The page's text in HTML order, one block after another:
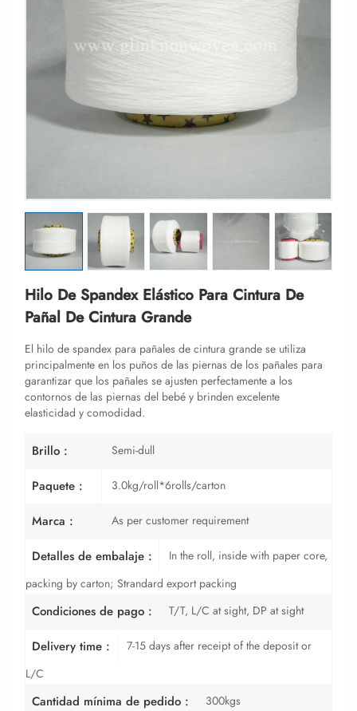
Hilo De Spandex Elástico Para Cintura De
Pañal De Cintura Grande
El hilo de spandex para pañales de cintura grande se utiliza
principalmente en los puños de las piernas de los pañales para
garantizar que los pañales se ajusten perfectamente a los
contornos de las piernas del bebé y brinden excelente
elasticidad y comodidad.
Brillo : Semi-dull
Paquete : 3.0kg/roll*6rolls/carton
Marca : As per customer requirement
Detalles de embalaje :
In the roll, inside with paper core,
packing by carton; Strandard export packing
Condiciones de pago : T/T, L/C at sight, DP at sight
Delivery time :
7-15 days after receipt of the deposit or
L/C
Cantidad mínima de pedido : 300kgs